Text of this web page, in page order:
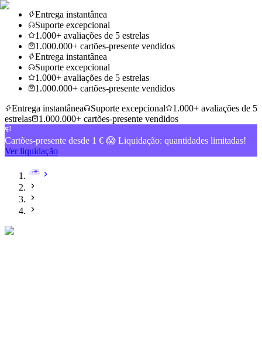
Entrega instantânea
Suporte excepcional
1.000+ avaliações de 5 estrelas
1.000.000+ cartões-presente vendidos
Entrega instantânea
Suporte excepcional
1.000+ avaliações de 5 estrelas
1.000.000+ cartões-presente vendidos
Entrega instantânea
Suporte excepcional
1.000+ avaliações de 5
estrelas
1.000.000+ cartões-presente vendidos
Cartões-presente desde 1 € 😱 Liquidação: quantidades limitadas!
Ver liquidação